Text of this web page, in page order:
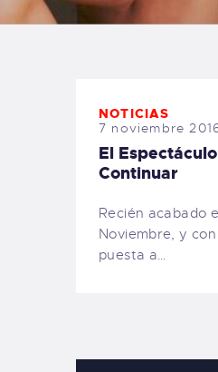
TIENDA FAMILY
NOTICIAS
7 noviembre
El
Continuar
Recién acabado
Noviembre, y
puesta a…